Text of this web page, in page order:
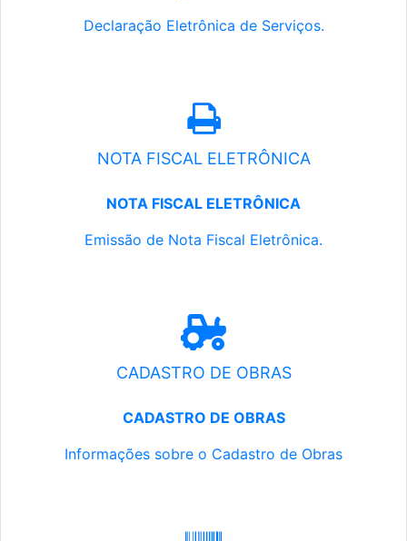
Declaração Eletrônica de Serviços.
NOTA FISCAL ELETRÔNICA
NOTA FISCAL ELETRÔNICA
Emissão de Nota Fiscal Eletrônica.
CADASTRO DE OBRAS
CADASTRO DE OBRAS
Informações sobre o Cadastro de Obras